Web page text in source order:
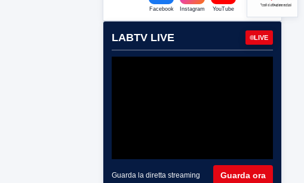
Facebook Instagram YouTube
LABTV LIVE LIVE
Guarda la diretta streaming Guarda ora